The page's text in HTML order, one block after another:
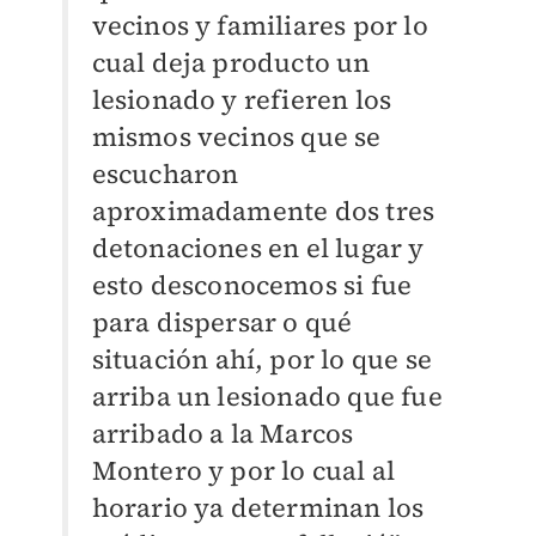
vecinos y familiares por lo
cual deja producto un
lesionado y refieren los
mismos vecinos que se
escucharon
aproximadamente dos tres
detonaciones en el lugar y
esto desconocemos si fue
para dispersar o qué
situación ahí, por lo que se
arriba un lesionado que fue
arribado a la Marcos
Montero y por lo cual al
horario ya determinan los